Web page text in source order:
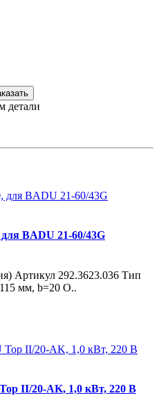
детали
BADU 21-60/43G
Артикул 292.3623.036 Тип
115 мм, b=20 О..
II/20-AK, 1,0 кВт, 220 В